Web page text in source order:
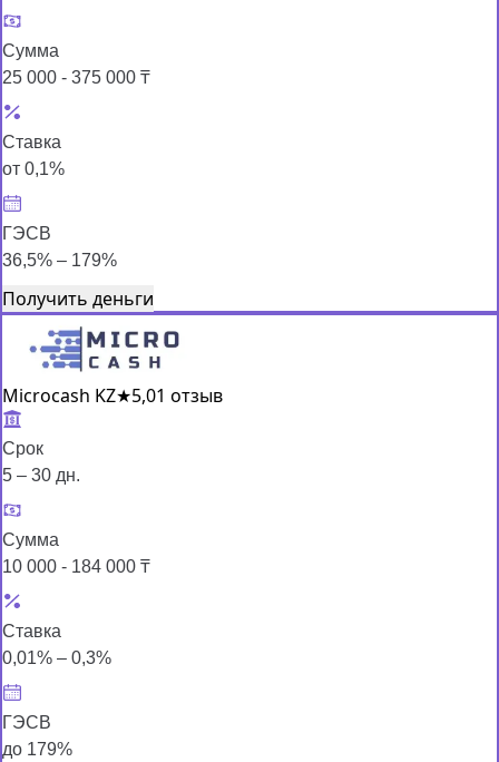
Сумма
25 000 - 375 000 ₸
Ставка
от 0,1%
ГЭСВ
36,5% – 179%
Получить деньги
Microcash KZ★5,01 отзыв
Срок
5 – 30 дн.
Сумма
10 000 - 184 000 ₸
Ставка
0,01% – 0,3%
ГЭСВ
до 179%